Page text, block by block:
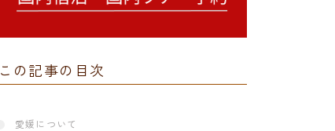
この記事の目次
愛媛について